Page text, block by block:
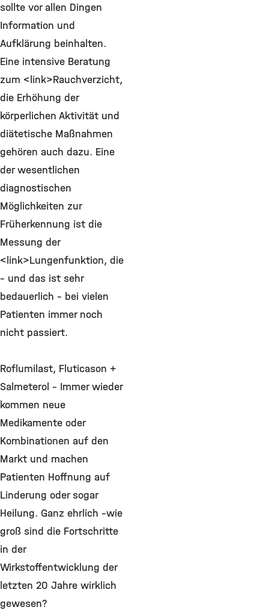
sollte vor allen Dingen
Information und
Aufklärung beinhalten.
Eine intensive Beratung
zum <link>Rauchverzicht,
die Erhöhung der
körperlichen Aktivität und
diätetische Maßnahmen
gehören auch dazu. Eine
der wesentlichen
diagnostischen
Möglichkeiten zur
Früherkennung ist die
Messung der
<link>Lungenfunktion, die
– und das ist sehr
bedauerlich – bei vielen
Patienten immer noch
nicht passiert.
Roflumilast, Fluticason +
Salmeterol - Immer wieder
kommen neue
Medikamente oder
Kombinationen auf den
Markt und machen
Patienten Hoffnung auf
Linderung oder sogar
Heilung. Ganz ehrlich –wie
groß sind die Fortschritte
in der
Wirkstoffentwicklung der
letzten 20 Jahre wirklich
gewesen?